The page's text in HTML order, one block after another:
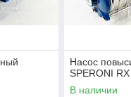
Насос
SPERONI
В наличии